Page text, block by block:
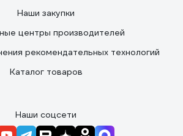
Наши закупки
центры производителей
рекомендательных технологий
Каталог товаров
Наши соцсети